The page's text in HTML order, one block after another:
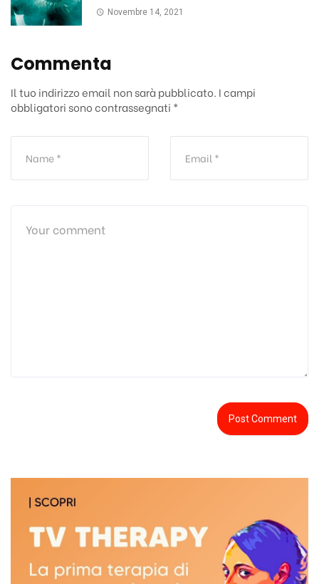
Novembre 14, 2021
Commenta
Il tuo indirizzo email non sarà pubblicato. I campi
obbligatori sono contrassegnati *